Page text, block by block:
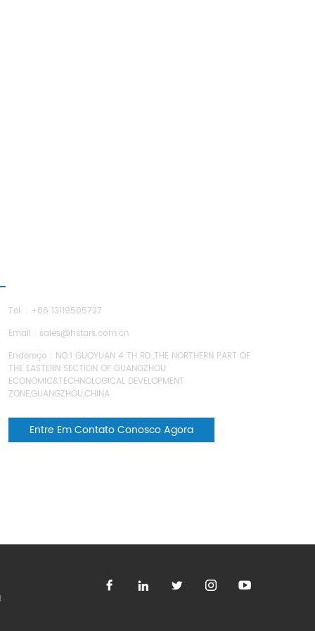
Tel. : +86 13119505727
Email : sales@hstars.com.cn
Endereço : NO.1 GUOYUAN 4 TH RD.,THE NORTHERN PART OF
THE EASTERN SECTION OF GUANGZHOU
ECONOMIC&TECHNOLOGICAL DEVELOPMENT
ZONE,GUANGZHOU,CHINA
Entre Em Contato Conosco Agora